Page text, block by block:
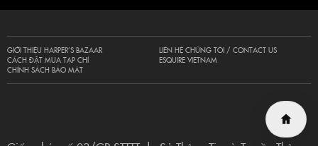
GIỚI THIỆU HARPER’S BAZAAR
CÁCH ĐẶT MUA TẠP CHÍ
CHÍNH SÁCH BẢO MẬT
LIÊN HỆ CHÚNG TÔI / CONTACT US
ESQUIRE VIETNAM